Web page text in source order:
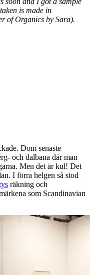
is made in
of Organics by Sara).
Dom senaste
och dalbana där man
Men det är kul! Det
I förra helgen så stod
räkning och
som Scandinavian